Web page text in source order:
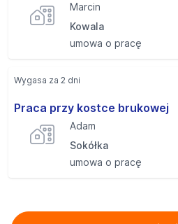
Marcin
Kowala
umowa o pracę
Praca przy kostce brukowej
Adam
Sokółka
umowa o pracę
Wygasa za 2 dni